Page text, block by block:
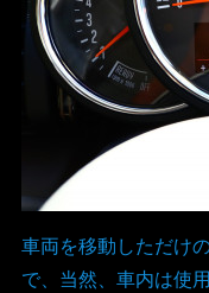
車両を移動しただけ
で、当然、車内は使